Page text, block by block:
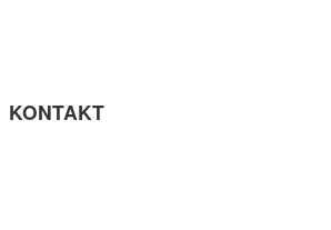
KONTAKT